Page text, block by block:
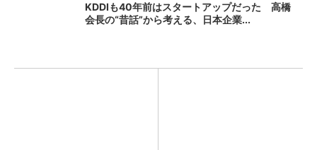
KDDIも40年前はスタートアップだった 高橋
会長の“昔話”から考える、日本企業...